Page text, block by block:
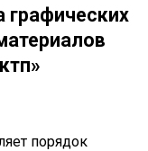
графических
порядок